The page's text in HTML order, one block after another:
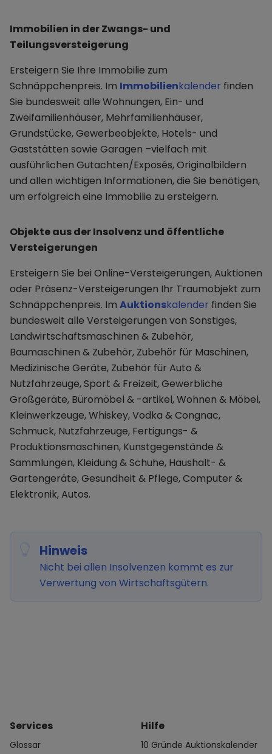
Immobilien in der Zwangs- und
Teilungsversteigerung
Ersteigern Sie Ihre Immobilie zum
Schnäppchenpreis. Im Immobilienkalender finden
Sie bundesweit alle Wohnungen, Ein- und
Zweifamilienhäuser, Mehrfamilienhäuser,
Grundstücke, Gewerbeobjekte, Hotels- und
Gaststätten sowie Garagen –vielfach mit
ausführlichen Gutachten/Exposés, Originalbildern
und allen wichtigen Informationen, die Sie benötigen,
um erfolgreich eine Immobilie zu ersteigern.
Objekte aus der Insolvenz und öffentliche
Versteigerungen
Ersteigern Sie bei Online-Versteigerungen, Auktionen
oder Präsenz-Versteigerungen Ihr Traumobjekt zum
Schnäppchenpreis. Im Auktionskalender finden Sie
bundesweit alle Versteigerungen von Sonstiges,
Landwirtschaftsmaschinen & Zubehör,
Baumaschinen & Zubehör, Zubehör für Maschinen,
Medizinische Geräte, Zubehör für Auto &
Nutzfahrzeuge, Sport & Freizeit, Gewerbliche
Großgeräte, Büromöbel & -artikel, Wohnen & Möbel,
Kleinwerkzeuge, Whiskey, Vodka & Congnac,
Schmuck, Nutzfahrzeuge, Fertigungs- &
Produktionsmaschinen, Kunstgegenstände &
Sammlungen, Kleidung & Schuhe, Haushalt- &
Gartengeräte, Gesundheit & Pflege, Computer &
Elektronik, Autos.
Hinweis
Nicht bei allen Insolvenzen kommt es zur
Verwertung von Wirtschaftsgütern.
Services
Glossar
Hilfe
10 Gründe Auktionskalender